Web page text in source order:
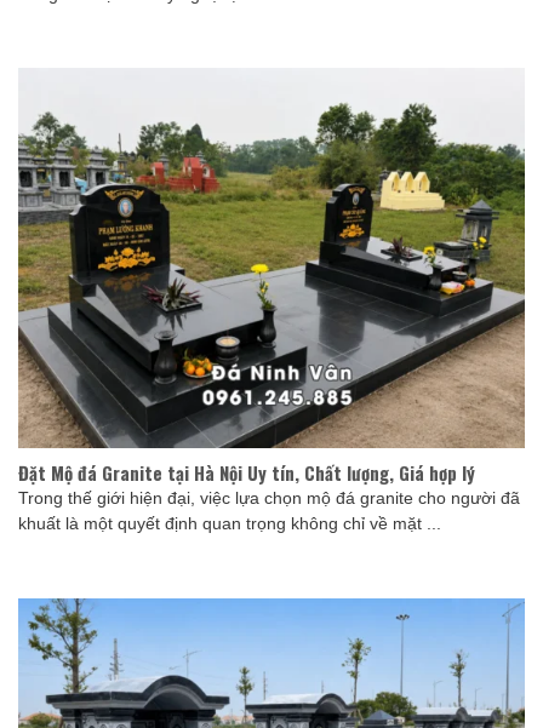
Đặt Mộ đá Granite tại Hà Nội Uy tín, Chất lượng, Giá hợp lý
Trong thế giới hiện đại, việc lựa chọn mộ đá granite cho người đã
khuất là một quyết định quan trọng không chỉ về mặt ...